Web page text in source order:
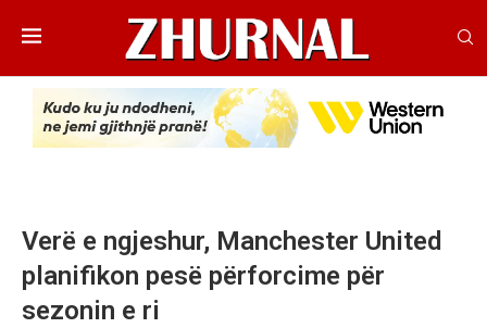
Verë e ngjeshur, Manchester United
planifikon pesë përforcime për
sezonin e ri